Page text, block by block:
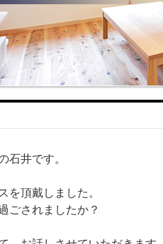
石井です。
を頂戴しました。
ごされましたか？